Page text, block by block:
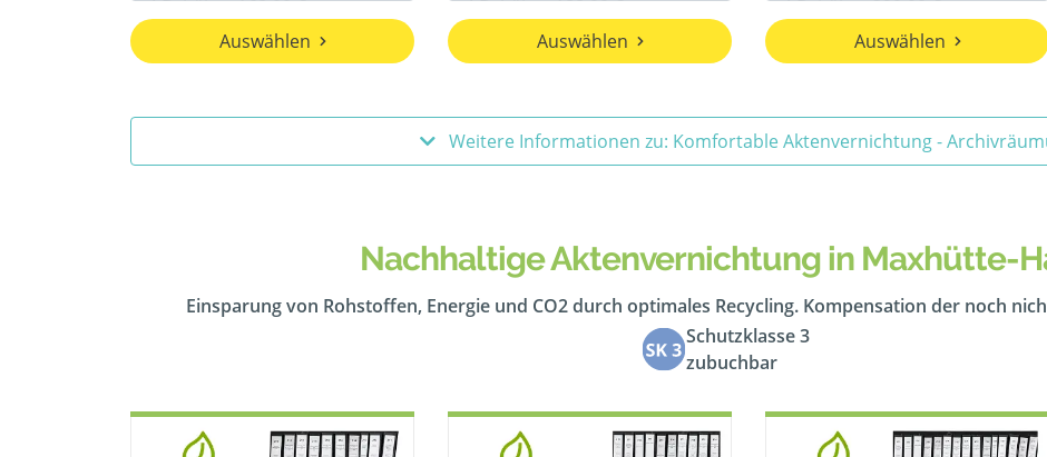
Auswählen Auswählen Auswählen
Weitere Informationen zu: Komfortable Aktenvernichtung -
Nachhaltige Aktenvernichtung in Maxhütte-
Einsparung von Rohstoffen, Energie und CO2 durch optimales Recycling. Kompensation der noch
Schutzklasse 3
zubuchbar